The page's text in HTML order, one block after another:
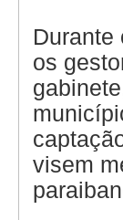
Durante
os
visem